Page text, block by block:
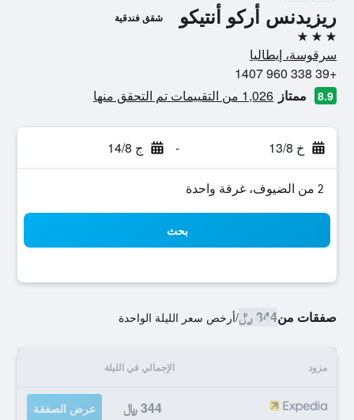
ريزيدنس أركو أنتيكو شقق فندقية
3 نجوم
سرقوسة، إيطاليا
+39 338 960 1407
8.9 ممتاز 1,026 من التقييمات تم التحقق منها
خ 13/8 - ج 14/8
2 من الضيوف، غرفة واحدة
بحث
صفقات من344 ﷼ /أرخص سعر الليلة الواحدة
مزود الإجمالي في الليلة
344 ﷼ عرض الصفقة